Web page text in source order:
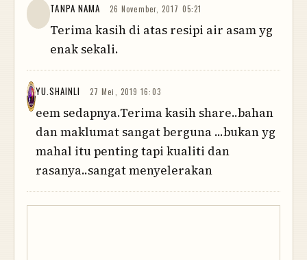
TANPA NAMA 26 November, 2017 05:21
Terima kasih di atas resipi air asam yg
enak sekali.
YU.SHAINLI 27 Mei, 2019 16:03
eem sedapnya.Terima kasih share..bahan
dan maklumat sangat berguna ...bukan yg
mahal itu penting tapi kualiti dan
rasanya..sangat menyelerakan